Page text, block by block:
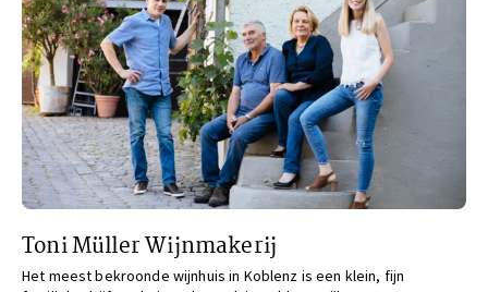
Toni Müller Wijnmakerij
Het meest bekroonde wijnhuis in Koblenz is een klein, fijn